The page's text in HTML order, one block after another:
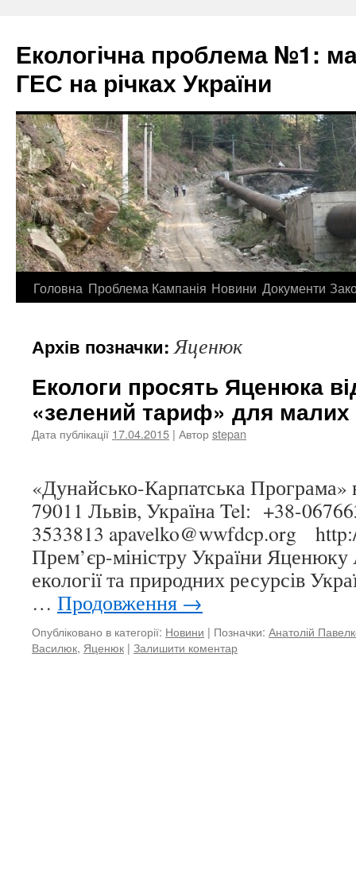
Екологічна проблема №1:
ГЕС на річках України
Перейти
контенту
Головна Проблема Кампанія Новини Документи
Архів позначки:Яценюк
Екологи просять Яценюка
«зелений тариф» для
Дата публікації 17.04.2015 | Авторstepan
«Дунайсько-Карпатська
79011 Львів, Україна Tel: +38-
3533813 apavelko@wwfdcp.org
Прем’єр-міністру України
екології та природних ресурсів
… Продовження →
Опубліковано в категорії: Новини | Позначки: Анатолій
Василюк, Яценюк | Залишити коментар